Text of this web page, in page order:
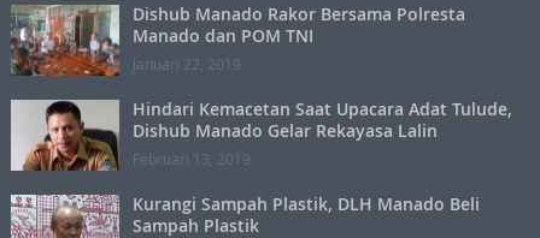
Dishub Manado Rakor Bersama Polresta
Manado dan POM TNI
Januari 22, 2019
Hindari Kemacetan Saat Upacara Adat Tulude,
Dishub Manado Gelar Rekayasa Lalin
Februari 13, 2019
Kurangi Sampah Plastik, DLH Manado Beli
Sampah Plastik